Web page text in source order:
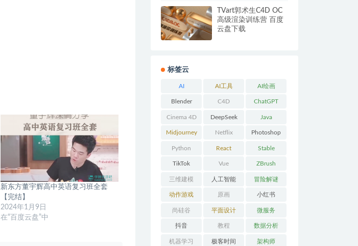
新东方董宇辉高中英语复习班全套
【完结】
2024年1月9日
在“百度云盘”中
TVart郭术生C4D OC
高级渲染训练营 百度
云盘下载
标签云
AI AI工具 AI绘画
Blender C4D ChatGPT
Cinema 4D DeepSeek Java
Midjourney Netflix Photoshop
Python React Stable
Diffusion
TikTok Vue ZBrush
三维建模 人工智能 冒险解谜
AVG
动作游戏
ACT
原画 小红书
尚硅谷 平面设计 微服务
抖音 教程 数据分析
机器学习 极客时间 架构师